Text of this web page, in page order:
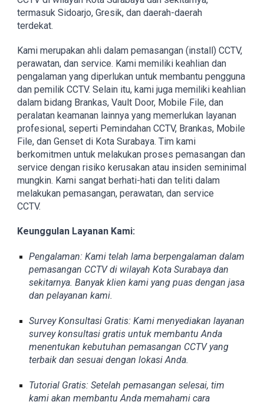
termasuk Sidoarjo, Gresik, dan daerah-daerah
terdekat.
Kami merupakan ahli dalam pemasangan (install) CCTV,
perawatan, dan service. Kami memiliki keahlian dan
pengalaman yang diperlukan untuk membantu pengguna
dan pemilik CCTV. Selain itu, kami juga memiliki keahlian
dalam bidang Brankas, Vault Door, Mobile File, dan
peralatan keamanan lainnya yang memerlukan layanan
profesional, seperti Pemindahan CCTV, Brankas, Mobile
File, dan Genset di Kota Surabaya. Tim kami
berkomitmen untuk melakukan proses pemasangan dan
service dengan risiko kerusakan atau insiden seminimal
mungkin. Kami sangat berhati-hati dan teliti dalam
melakukan pemasangan, perawatan, dan service
CCTV.
Keunggulan Layanan Kami:
Pengalaman: Kami telah lama berpengalaman dalam
pemasangan CCTV di wilayah Kota Surabaya dan
sekitarnya. Banyak klien kami yang puas dengan jasa
dan pelayanan kami.
Survey Konsultasi Gratis: Kami menyediakan layanan
survey konsultasi gratis untuk membantu Anda
menentukan kebutuhan pemasangan CCTV yang
terbaik dan sesuai dengan lokasi Anda.
Tutorial Gratis: Setelah pemasangan selesai, tim
kami akan membantu Anda memahami cara